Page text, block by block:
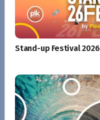
Stand-up Festival